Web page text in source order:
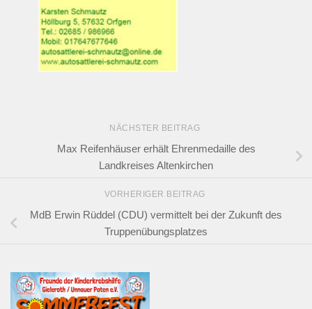
NÄCHSTER BEITRAG
Max Reifenhäuser erhält Ehrenmedaille des
Landkreises Altenkirchen
VORHERIGER BEITRAG
MdB Erwin Rüddel (CDU) vermittelt bei der Zukunft des
Truppenübungsplatzes